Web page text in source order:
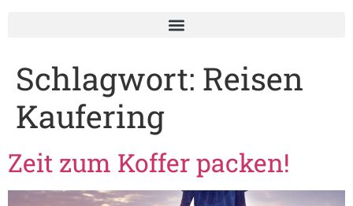
Schlagwort: Reisen
Kaufering
Zeit zum Koffer packen!